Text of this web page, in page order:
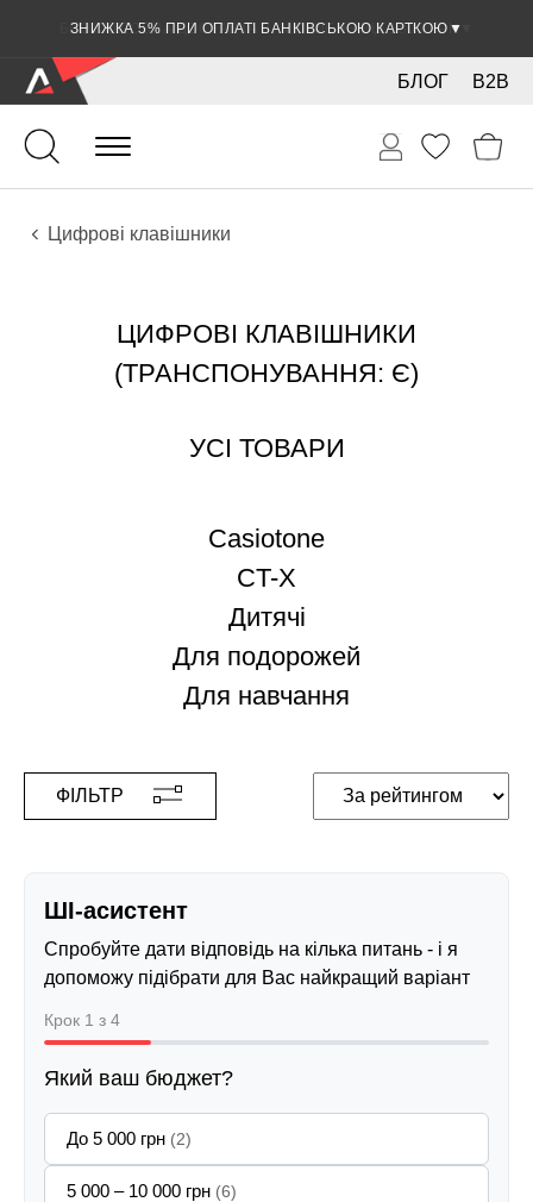
ЗНИЖКА 5% ПРИ ОПЛАТІ БАНКІВСЬКОЮ КАРТКОЮ ▼
B2B
БЛОГ
Клавішні
Інструменти
Цифрові клавішники
ЦИФРОВІ КЛАВІШНИКИ
(ТРАНСПОНУВАННЯ: Є)
УСІ ТОВАРИ
Casiotone
CT-X
Дитячі
Для подорожей
Для навчання
ФІЛЬТР
ШІ-асистент
Спробуйте дати відповідь на кілька питань - і я
допоможу підібрати для Вас найкращий варіант
Крок 1 з 4
Який ваш бюджет?
До 5 000 грн (2)
5 000 – 10 000 грн (6)